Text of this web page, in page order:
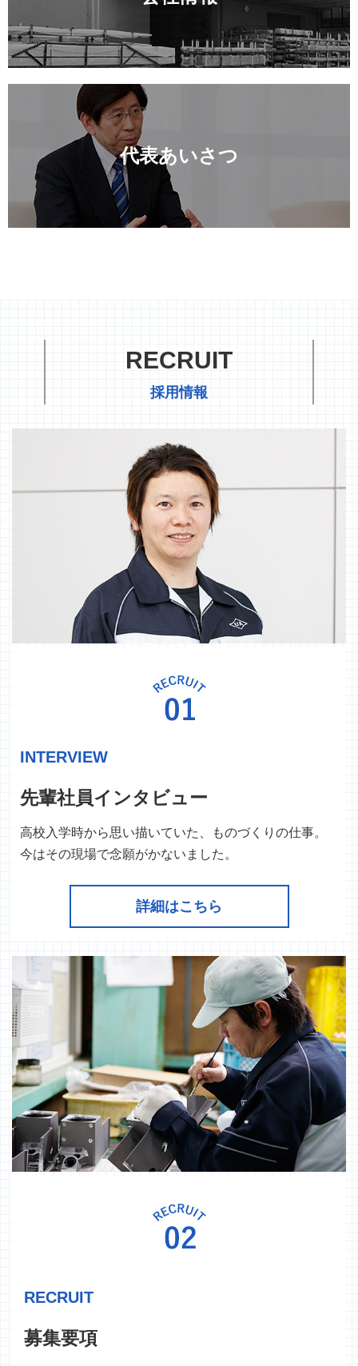
代表あいさつ
RECRUIT
採用情報
INTERVIEW
先輩社員インタビュー
高校入学時から思い描いていた、ものづくりの仕事。
今はその現場で念願がかないました。
詳細はこちら
RECRUIT
募集要項